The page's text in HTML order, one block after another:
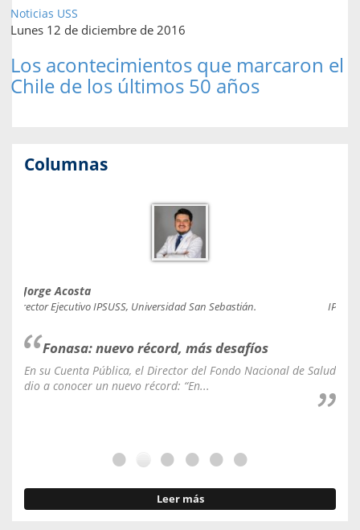
Noticias USS
Lunes 12 de diciembre de 2016
Los acontecimientos que marcaron el
Chile de los últimos 50 años
Columnas
Jorge Acosta
Director Ejecutivo IPSUSS, Universidad San Sebastián.
Fonasa: nuevo récord, más desafíos
En su Cuenta Pública, el Director del Fondo Nacional de Salud
dio a conocer un nuevo récord: “En...
Leer más